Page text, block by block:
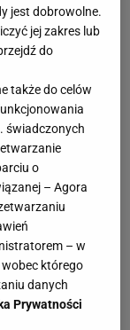
jest dobrowolne.
jej zakres lub
do
także do celów
świadczonych
o
– Agora
– w
którego
danych
Prywatności